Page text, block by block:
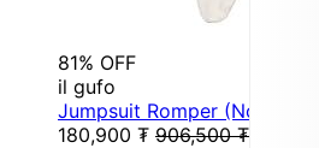
81% OFF
il gufo
Jumpsuit Romper (No
180,900 ₮ 906,500 ₮